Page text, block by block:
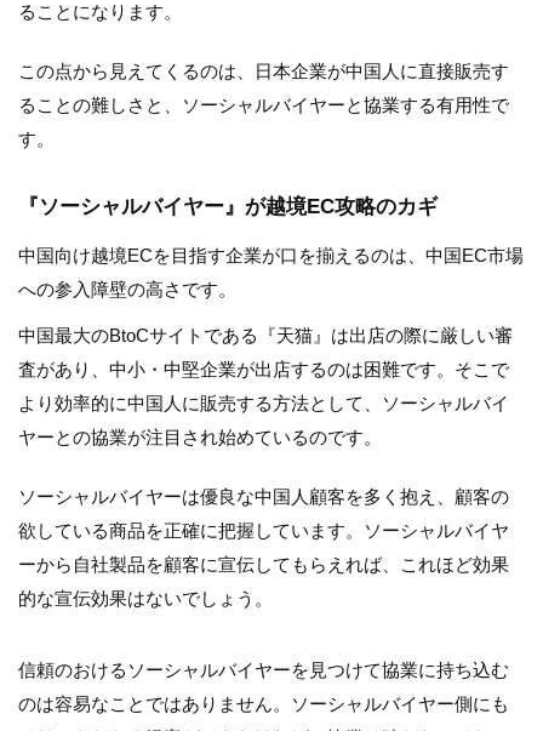
ることになります。
この点から見えてくるのは、日本企業が中国人に直接販売す
ることの難しさと、ソーシャルバイヤーと協業する有用性で
す。
『ソーシャルバイヤー』が越境EC攻略のカギ
中国向け越境ECを目指す企業が口を揃えるのは、中国EC市場
への参入障壁の高さです。
中国最大のBtoCサイトである『天猫』は出店の際に厳しい審
査があり、中小・中堅企業が出店するのは困難です。そこで
より効率的に中国人に販売する方法として、ソーシャルバイ
ヤーとの協業が注目され始めているのです。
ソーシャルバイヤーは優良な中国人顧客を多く抱え、顧客の
欲している商品を正確に把握しています。ソーシャルバイヤ
ーから自社製品を顧客に宣伝してもらえれば、これほど効果
的な宣伝効果はないでしょう。
信頼のおけるソーシャルバイヤーを見つけて協業に持ち込む
のは容易なことではありません。ソーシャルバイヤー側にも